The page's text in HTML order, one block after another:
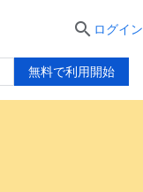
 ログイン
無料で利用開始